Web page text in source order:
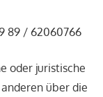
89 / 62060766
oder juristische
über die